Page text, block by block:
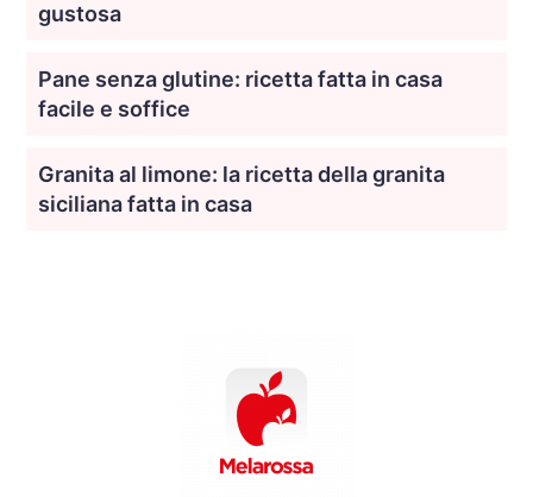
gustosa
Pane senza glutine: ricetta fatta in casa
facile e soffice
Granita al limone: la ricetta della granita
siciliana fatta in casa